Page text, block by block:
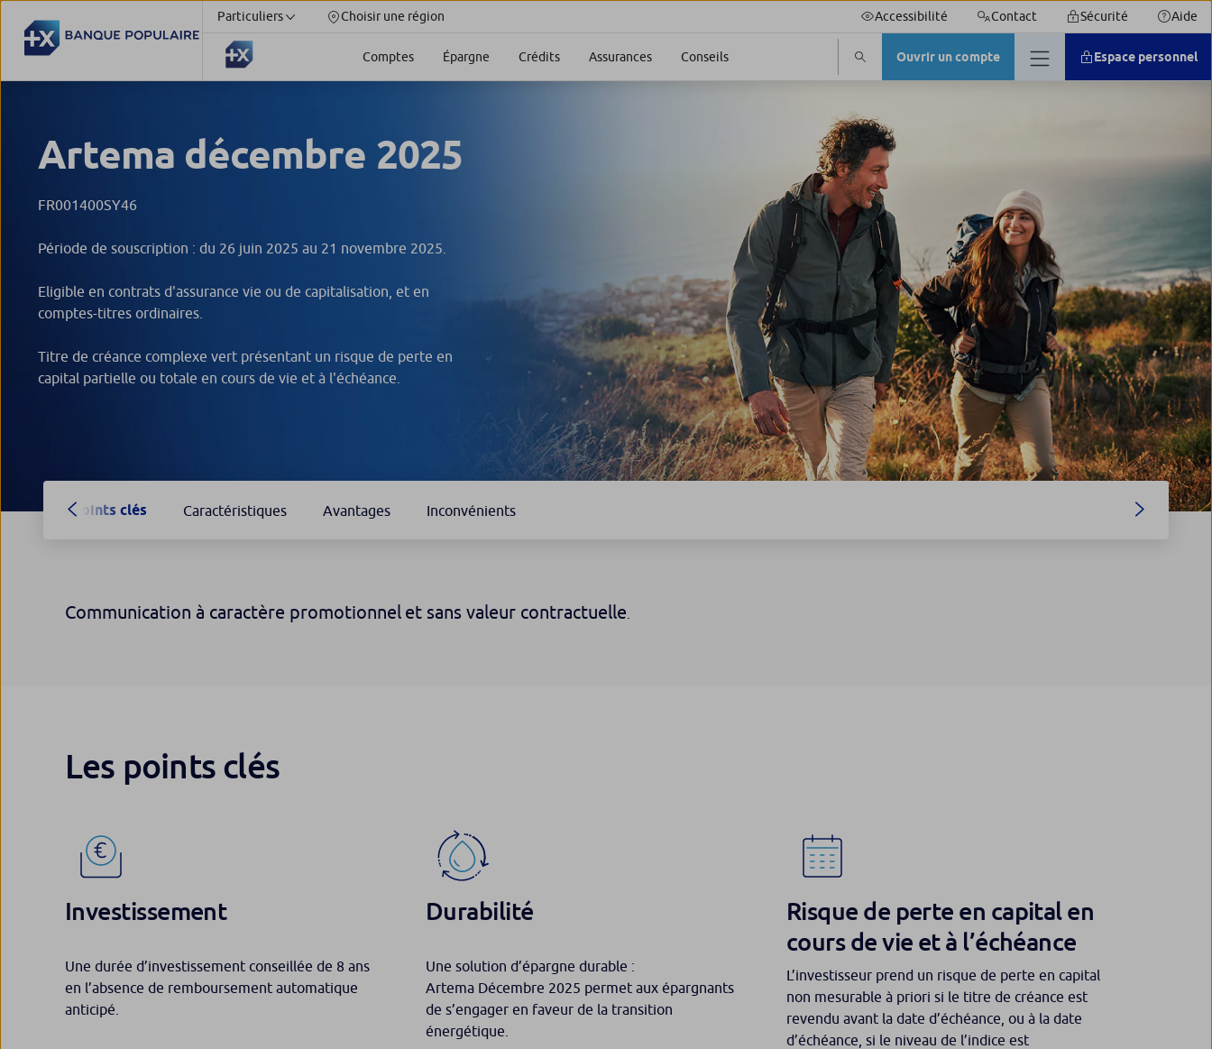
Particuliers Choisir une région Accessibilité Contact Sécurité Aide
Comptes Épargne Crédits Assurances Conseils Ouvrir un compte Espace personnel
Artema décembre 2025
FR001400SY46
Période de souscription : du 26 juin 2025 au 21 novembre 2025.
Eligible en contrats d'assurance vie ou de capitalisation, et en
comptes-titres ordinaires.
Titre de créance complexe vert présentant un risque de perte en
capital partielle ou totale en cours de vie et à l'échéance.
Points clés Caractéristiques Avantages Inconvénients
Communication à caractère promotionnel et sans valeur contractuelle
Les points clés
Investissement
Une durée d’investissement conseillée de 8 ans
en l’absence de remboursement automatique
anticipé.
Durabilité
Une solution d’épargne durable :
Artema Décembre 2025 permet aux épargnants
de s’engager en faveur de la transition
énergétique.
Risque de perte en capital en
cours de vie et à l’échéance
L’investisseur prend un risque de perte en capital
non mesurable à priori si le titre de créance est
revendu avant la date d’échéance, ou à la date
d’échéance, si le niveau de l’indice est